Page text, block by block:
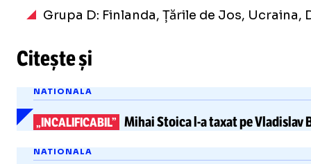
Grupa D: Finlanda, Țările de Jos, Ucraina,
Citește și
NATIONALA
„INCALIFICABIL” Mihai Stoical-ataxatpe Vladislav
NATIONALA